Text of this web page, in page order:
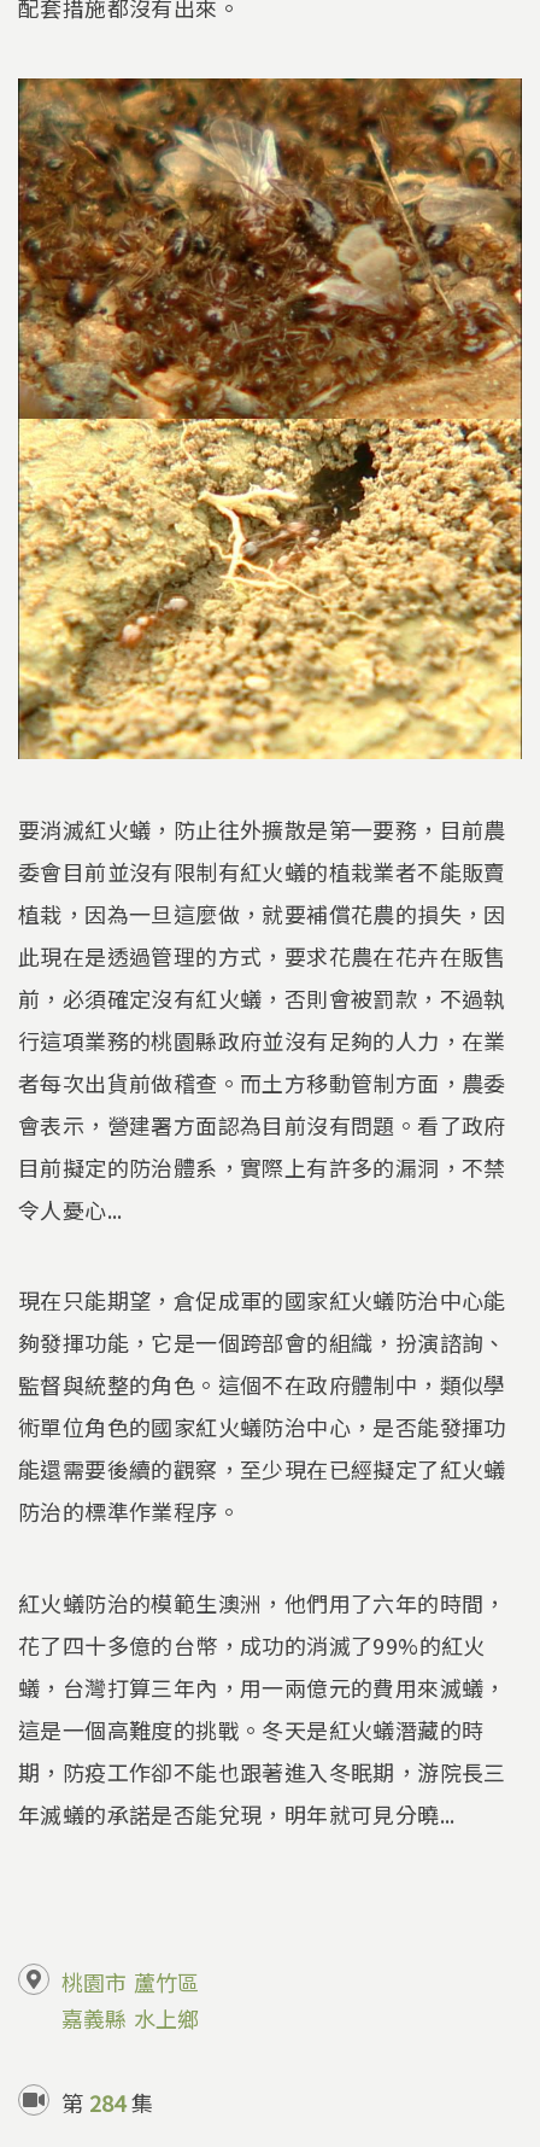
配套措施都沒有出來。
要消滅紅火蟻，防止往外擴散是第一要務，目前農
委會目前並沒有限制有紅火蟻的植栽業者不能販賣
植栽，因為一旦這麼做，就要補償花農的損失，因
此現在是透過管理的方式，要求花農在花卉在販售
前，必須確定沒有紅火蟻，否則會被罰款，不過執
行這項業務的桃園縣政府並沒有足夠的人力，在業
者每次出貨前做稽查。而土方移動管制方面，農委
會表示，營建署方面認為目前沒有問題。看了政府
目前擬定的防治體系，實際上有許多的漏洞，不禁
令人憂心...
現在只能期望，倉促成軍的國家紅火蟻防治中心能
夠發揮功能，它是一個跨部會的組織，扮演諮詢、
監督與統整的角色。這個不在政府體制中，類似學
術單位角色的國家紅火蟻防治中心，是否能發揮功
能還需要後續的觀察，至少現在已經擬定了紅火蟻
防治的標準作業程序。
紅火蟻防治的模範生澳洲，他們用了六年的時間，
花了四十多億的台幣，成功的消滅了99%的紅火
蟻，台灣打算三年內，用一兩億元的費用來滅蟻，
這是一個高難度的挑戰。冬天是紅火蟻潛藏的時
期，防疫工作卻不能也跟著進入冬眠期，游院長三
年滅蟻的承諾是否能兌現，明年就可見分曉...
桃園市 蘆竹區
嘉義縣 水上鄉
第 284集